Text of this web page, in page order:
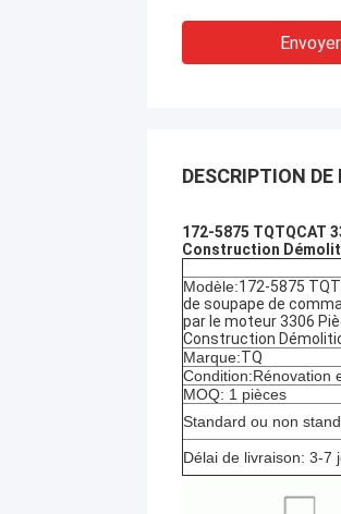
DESCRIPTION DE
172-5875 TQTQCAT
Construction
Modèle:172-5875
de soupape de
par le moteur 3306
Construction
Marque:TQ
Condition:Rénovation
MOQ: 1 pièces
Standard ou non
Délai de livraison: 3-7